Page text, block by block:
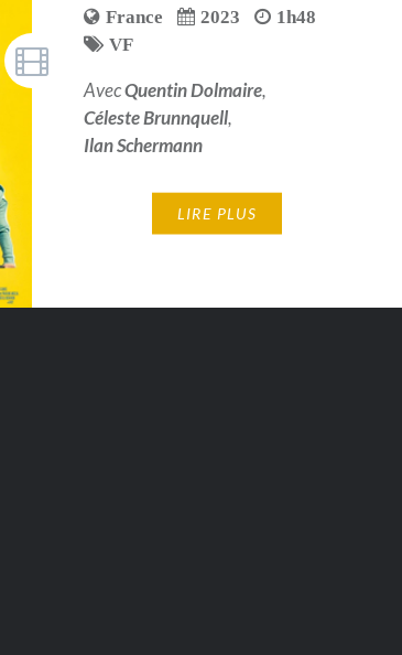
France 2023
1h48
VF
AvecQuentin Dolmaire,
Céleste Brunnquell,
Ilan Schermann
LIRE PLUS